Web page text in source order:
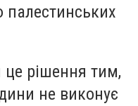
це рішення тим,
не виконує